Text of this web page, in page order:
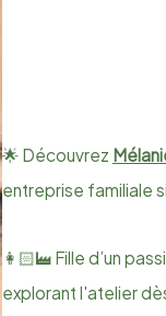
🌟 Découvrez
entreprise familiale
👩🏻‍🏭 Fille d’un
explorant l'atelier